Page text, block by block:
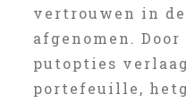
vertrouwen in
afgenomen.
putopties
portefeuille,